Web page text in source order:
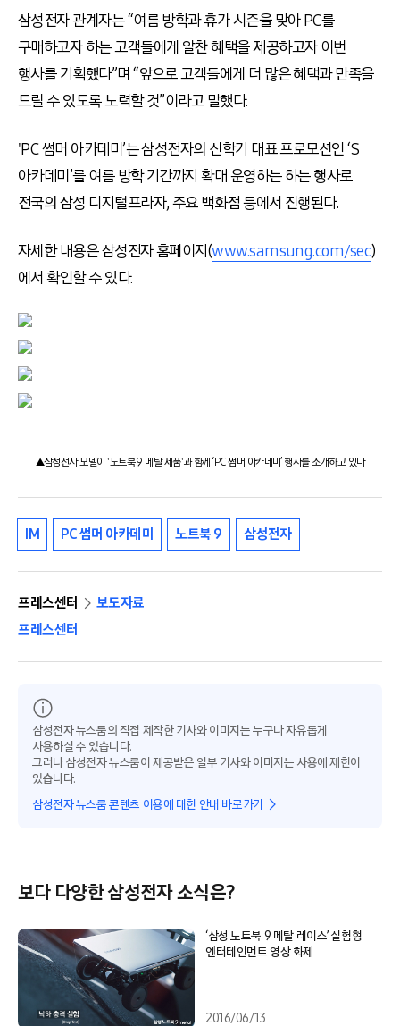
삼성전자 관계자는 “여름 방학과 휴가 시즌을 맞아 PC를
구매하고자 하는 고객들에게 알찬 혜택을 제공하고자 이번
행사를 기획했다”며 “앞으로 고객들에게 더 많은 혜택과 만족을
드릴 수 있도록 노력할 것”이라고 말했다.
'PC 썸머 아카데미’는 삼성전자의 신학기 대표 프로모션인 ‘S
아카데미’를 여름 방학 기간까지 확대 운영하는 하는 행사로
전국의 삼성 디지털프라자, 주요 백화점 등에서 진행된다.
자세한 내용은 삼성전자 홈페이지(www.samsung.com/sec)
에서 확인할 수 있다.
▲삼성전자 모델이 '노트북 9 메탈 제품'과 함께 ‘PC 썸머 아카데미’ 행사를 소개하고 있다
IM PC 썸머 아카데미 노트북 9 삼성전자
프레스센터
보도자료
프레스센터
삼성전자 뉴스룸의 직접 제작한 기사와 이미지는 누구나 자유롭게
사용하실 수 있습니다.
그러나 삼성전자 뉴스룸이 제공받은 일부 기사와 이미지는 사용에 제한이
있습니다.
삼성전자 뉴스룸 콘텐츠 이용에 대한 안내 바로가기
보다 다양한 삼성전자 소식은?
‘삼성 노트북 9 메탈 레이스’ 실험형
엔터테인먼트 영상 화제
2016/06/13